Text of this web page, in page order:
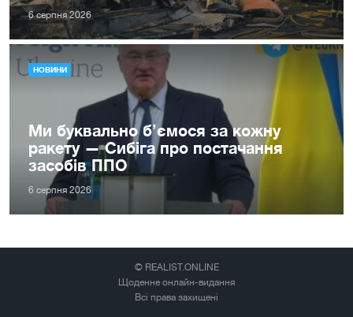
6 серпня 2026
НОВИНИ
Ми буквально б’ємося за кожну
ракету — Сибіга про постачання
засобів ППО
6 серпня 2026
© REALIST.ONLINE
Щоденне онлайн-видання
Всі права захищені